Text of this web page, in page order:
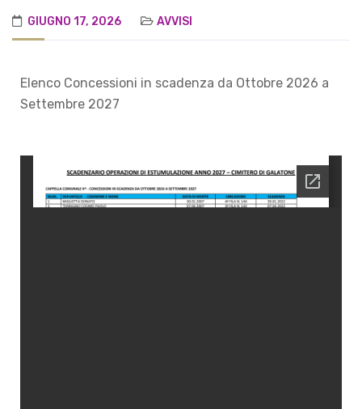
GIUGNO 17, 2026 AVVISI
Elenco Concessioni in scadenza da Ottobre 2026 a
Settembre 2027